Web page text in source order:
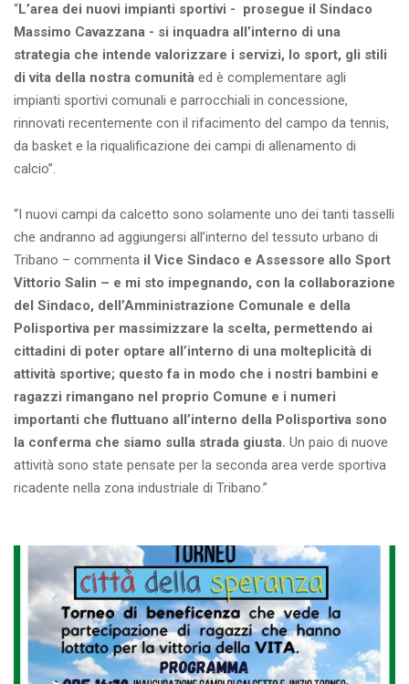
“L’area dei nuovi impianti sportivi - prosegue il Sindaco
Massimo Cavazzana - si inquadra all’interno di una
strategia che intende valorizzare i servizi, lo sport, gli stili
di vita della nostra comunità ed è complementare agli
impianti sportivi comunali e parrocchiali in concessione,
rinnovati recentemente con il rifacimento del campo da tennis,
da basket e la riqualificazione dei campi di allenamento di
calcio”.
“I nuovi campi da calcetto sono solamente uno dei tanti tasselli
che andranno ad aggiungersi all’interno del tessuto urbano di
Tribano – commenta il Vice Sindaco e Assessore allo Sport
Vittorio Salin – e mi sto impegnando, con la collaborazione
del Sindaco, dell’Amministrazione Comunale e della
Polisportiva per massimizzare la scelta, permettendo ai
cittadini di poter optare all’interno di una molteplicità di
attività sportive; questo fa in modo che i nostri bambini e
ragazzi rimangano nel proprio Comune e i numeri
importanti che fluttuano all’interno della Polisportiva sono
la conferma che siamo sulla strada giusta. Un paio di nuove
attività sono state pensate per la seconda area verde sportiva
ricadente nella zona industriale di Tribano.”